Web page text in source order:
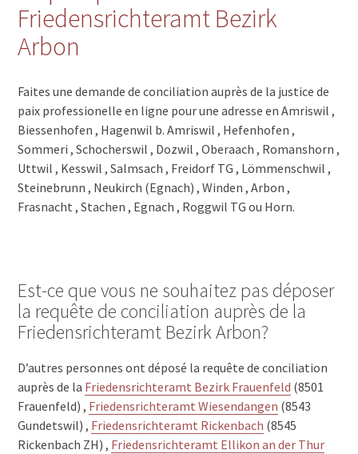
Friedensrichteramt Bezirk
Arbon
Faites une demande de conciliation auprès de la justice de
paix professionelle en ligne pour une adresse en Amriswil ,
Biessenhofen , Hagenwil b. Amriswil , Hefenhofen ,
Sommeri , Schocherswil , Dozwil , Oberaach , Romanshorn ,
Uttwil , Kesswil , Salmsach , Freidorf TG , Lömmenschwil ,
Steinebrunn , Neukirch (Egnach) , Winden , Arbon ,
Frasnacht , Stachen , Egnach , Roggwil TG ou Horn.
Est-ce que vous ne souhaitez pas déposer
la requête de conciliation auprès de la
Friedensrichteramt Bezirk Arbon?
D’autres personnes ont déposé la requête de conciliation
auprès de la Friedensrichteramt Bezirk Frauenfeld (8501
Frauenfeld) , Friedensrichteramt Wiesendangen (8543
Gundetswil) , Friedensrichteramt Rickenbach (8545
Rickenbach ZH) , Friedensrichteramt Ellikon an der Thur